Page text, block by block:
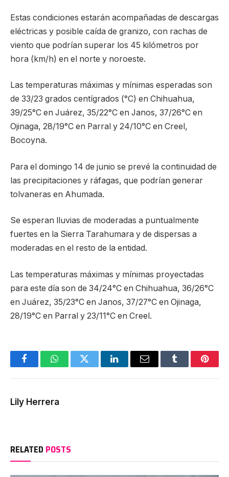
Estas condiciones estarán acompañadas de descargas
eléctricas y posible caída de granizo, con rachas de
viento que podrían superar los 45 kilómetros por
hora (km/h) en el norte y noroeste.
Las temperaturas máximas y mínimas esperadas son
de 33/23 grados centígrados (°C) en Chihuahua,
39/25°C en Juárez, 35/22°C en Janos, 37/26°C en
Ojinaga, 28/19°C en Parral y 24/10°C en Creel,
Bocoyna.
Para el domingo 14 de junio se prevé la continuidad de
las precipitaciones y ráfagas, que podrían generar
tolvaneras en Ahumada.
Se esperan lluvias de moderadas a puntualmente
fuertes en la Sierra Tarahumara y de dispersas a
moderadas en el resto de la entidad.
Las temperaturas máximas y mínimas proyectadas
para este día son de 34/24°C en Chihuahua, 36/26°C
en Juárez, 35/23°C en Janos, 37/27°C en Ojinaga,
28/19°C en Parral y 23/11°C en Creel.
FacebookWhatsAppTwitter LinkedInEmail Tumblr
Lily Herrera
RELATED POSTS